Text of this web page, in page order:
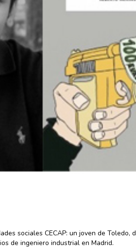
sociales CECAP: un joven de Toledo,
de ingeniero industrial en Madrid.